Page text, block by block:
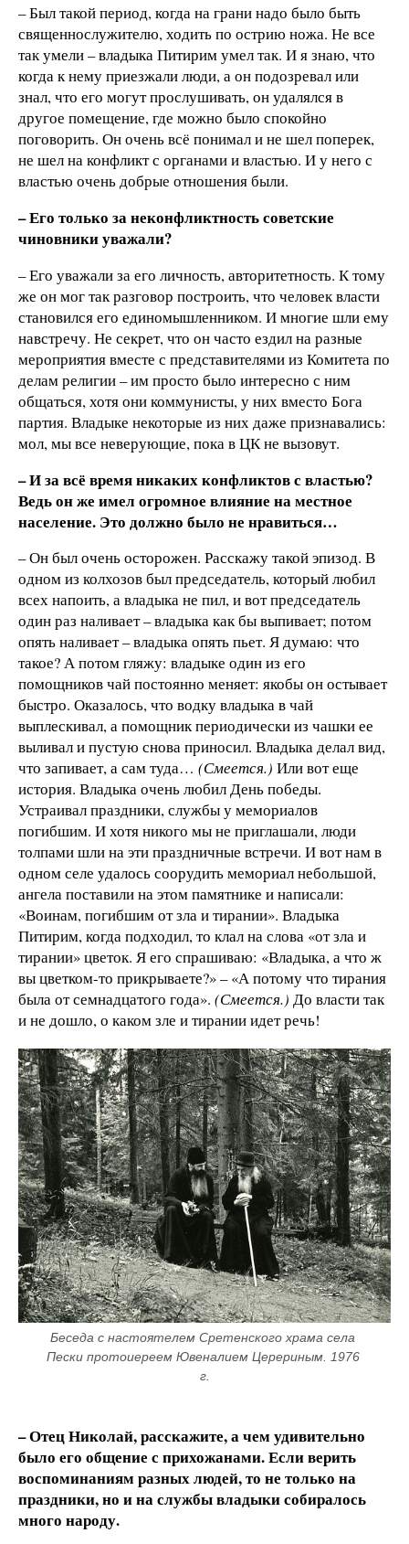
– Был такой период, когда на грани надо было быть
священнослужителю, ходить по острию ножа. Не все
так умели – владыка Питирим умел так. И я знаю, что
когда к нему приезжали люди, а он подозревал или
знал, что его могут прослушивать, он удалялся в
другое помещение, где можно было спокойно
поговорить. Он очень всё понимал и не шел поперек,
не шел на конфликт с органами и властью. И у него с
властью очень добрые отношения были.
– Его только за неконфликтность советские
чиновники уважали?
– Его уважали за его личность, авторитетность. К тому
же он мог так разговор построить, что человек власти
становился его единомышленником. И многие шли ему
навстречу. Не секрет, что он часто ездил на разные
мероприятия вместе с представителями из Комитета по
делам религии – им просто было интересно с ним
общаться, хотя они коммунисты, у них вместо Бога
партия. Владыке некоторые из них даже признавались:
мол, мы все неверующие, пока в ЦК не вызовут.
– И за всё время никаких конфликтов с властью?
Ведь он же имел огромное влияние на местное
население. Это должно было не нравиться…
– Он был очень осторожен. Расскажу такой эпизод. В
одном из колхозов был председатель, который любил
всех напоить, а владыка не пил, и вот председатель
один раз наливает – владыка как бы выпивает; потом
опять наливает – владыка опять пьет. Я думаю: что
такое? А потом гляжу: владыке один из его
помощников чай постоянно меняет: якобы он остывает
быстро. Оказалось, что водку владыка в чай
выплескивал, а помощник периодически из чашки ее
выливал и пустую снова приносил. Владыка делал вид,
что запивает, а сам туда… (Смеется.) Или вот еще
история. Владыка очень любил День победы.
Устраивал праздники, службы у мемориалов
погибшим. И хотя никого мы не приглашали, люди
толпами шли на эти праздничные встречи. И вот нам в
одном селе удалось соорудить мемориал небольшой,
ангела поставили на этом памятнике и написали:
«Воинам, погибшим от зла и тирании». Владыка
Питирим, когда подходил, то клал на слова «от зла и
тирании» цветок. Я его спрашиваю: «Владыка, а что ж
вы цветком-то прикрываете?» – «А потому что тирания
была от семнадцатого года». (Смеется.) До власти так
и не дошло, о каком зле и тирании идет речь!
Беседа с настоятелем Сретенского храма села
Пески протоиереем Ювеналием Церериным. 1976
г.
– Отец Николай, расскажите, а чем удивительно
было его общение с прихожанами. Если верить
воспоминаниям разных людей, то не только на
праздники, но и на службы владыки собиралось
много народу.